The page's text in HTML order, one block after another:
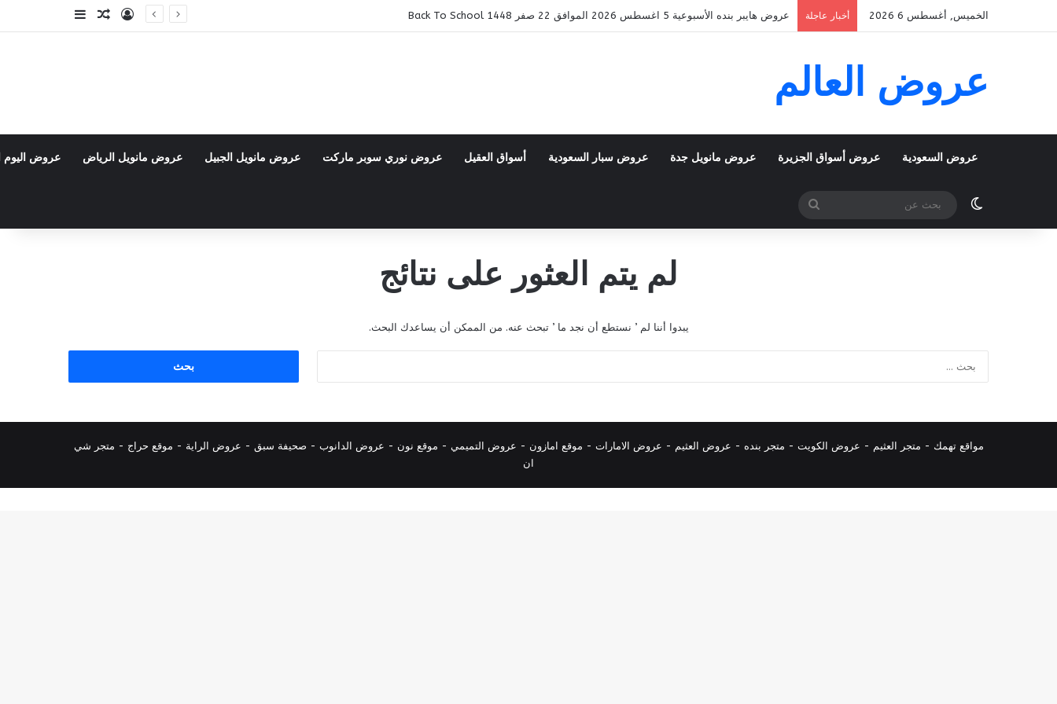
الخميس, أغسطس 6 2026 أخبار عاجلة عروض هايبر بنده الأسبوعية 5 اغسطس 2026 الموافق 22 صفر 1448 Back To School تسجيل الدخول
مقال عشوائي
إضافة عمود
عروض العالم
عروض السعودية عروض أسواق الجزيرة عروض مانويل جدة عروض سبار السعودية أسواق العقيل عروض نوري سوبر ماركت عروض مانويل الجبيل عروض مانويل الرياض عروض اليوم
الوضع المظلم
بحث
عن
لم يتم العثور على نتائج
يبدوا أننا لم ’ نستطع أن نجد ما ’ تبحث عنه. من الممكن أن يساعدك البحث.
مواقع تهمك - متجر العثيم - عروض الكويت - متجر بنده - عروض العثيم - عروض الامارات - موقع امازون - عروض التميمي - موقع نون - عروض الدانوب - صحيفة سبق - عروض الراية - موقع حراج - متجر شي
ان